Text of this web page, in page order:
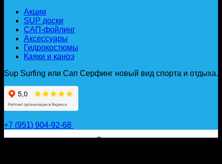
Акции
SUP доски
САП-фойлинг
Аксессуары
Гидрокостюмы
Каяки и каноэ
Sup Surfing или Сап Серфинг новый вид спорта и отдыха.
+7 (951) 904-92-68